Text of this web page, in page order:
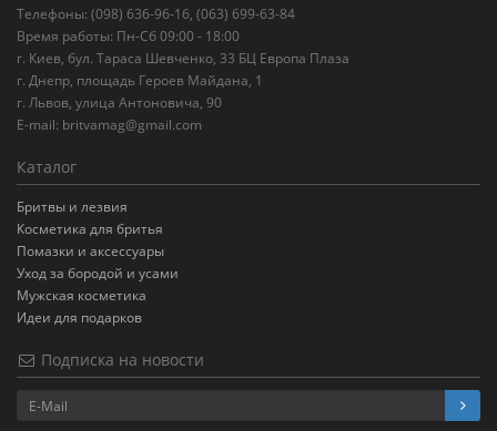
Телефоны: (098) 636-96-16, (063) 699-63-84
Время работы: Пн-Сб 09:00 - 18:00
г. Киев, бул. Тараса Шевченко, 33 БЦ Европа Плаза
г. Днепр, площадь Героев Майдана, 1
г. Львов, улица Антоновича, 90
E-mail: britvamag@gmail.com
Каталог
Бритвы и лезвия
Косметика для бритья
Помазки и аксессуары
Уход за бородой и усами
Мужская косметика
Идеи для подарков
Подписка на новости